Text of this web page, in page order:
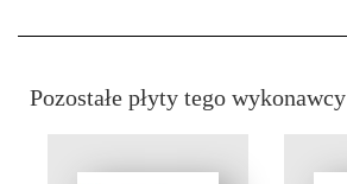
Pozostałe płyty tego wykonawcy